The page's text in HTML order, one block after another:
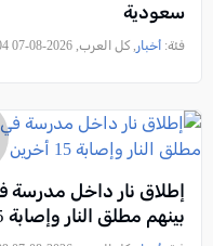
سعودية
فئة: أخبار , كل العرب, 2026-08-07 12:45:04
إطلاق نار داخل مدرسة
بينهم مطلق النار وإصابة 15 أخرين